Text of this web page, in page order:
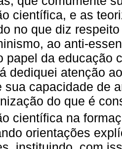
científica, e as
no que diz
ao anti-
papel da educação
dediquei atenção
sua capacidade de
do que é
científica na
orientações